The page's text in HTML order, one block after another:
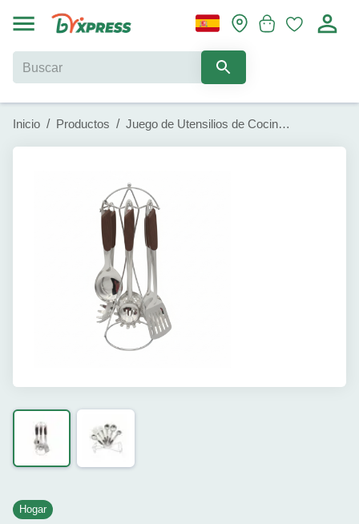
Inicio / Productos / Juego de Utensilios de Cocina de Acero Inoxidable Kitchenware
Hogar